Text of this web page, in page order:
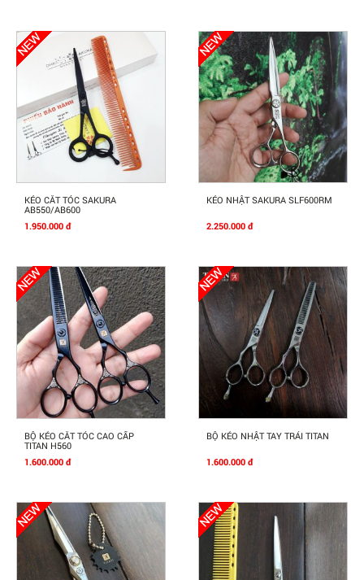
Mua Ngay
KÉO CẮT TÓC SAKURA
AB550/AB600
1.950.000 đ
Mua Ngay
KÉO NHẬT SAKURA SLF600RM
2.250.000 đ
Mua Ngay
BỘ KÉO CẮT TÓC CAO CẤP
TITAN H560
1.600.000 đ
Mua Ngay
BỘ KÉO NHẬT TAY TRÁI TITAN
1.600.000 đ